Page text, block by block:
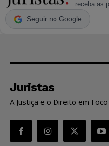
receba as
Seguir no Google
Juristas
A Justiça e o Direito em Foco